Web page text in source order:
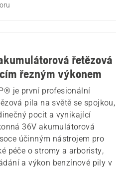
řetězová
řezným výkonem
je první profesionální
pila na světě se spojkou,
pocit a vynikající
36V akumulátorová
účinným nástrojem pro
péče o stromy a arboristy,
a výkon benzínové pily v